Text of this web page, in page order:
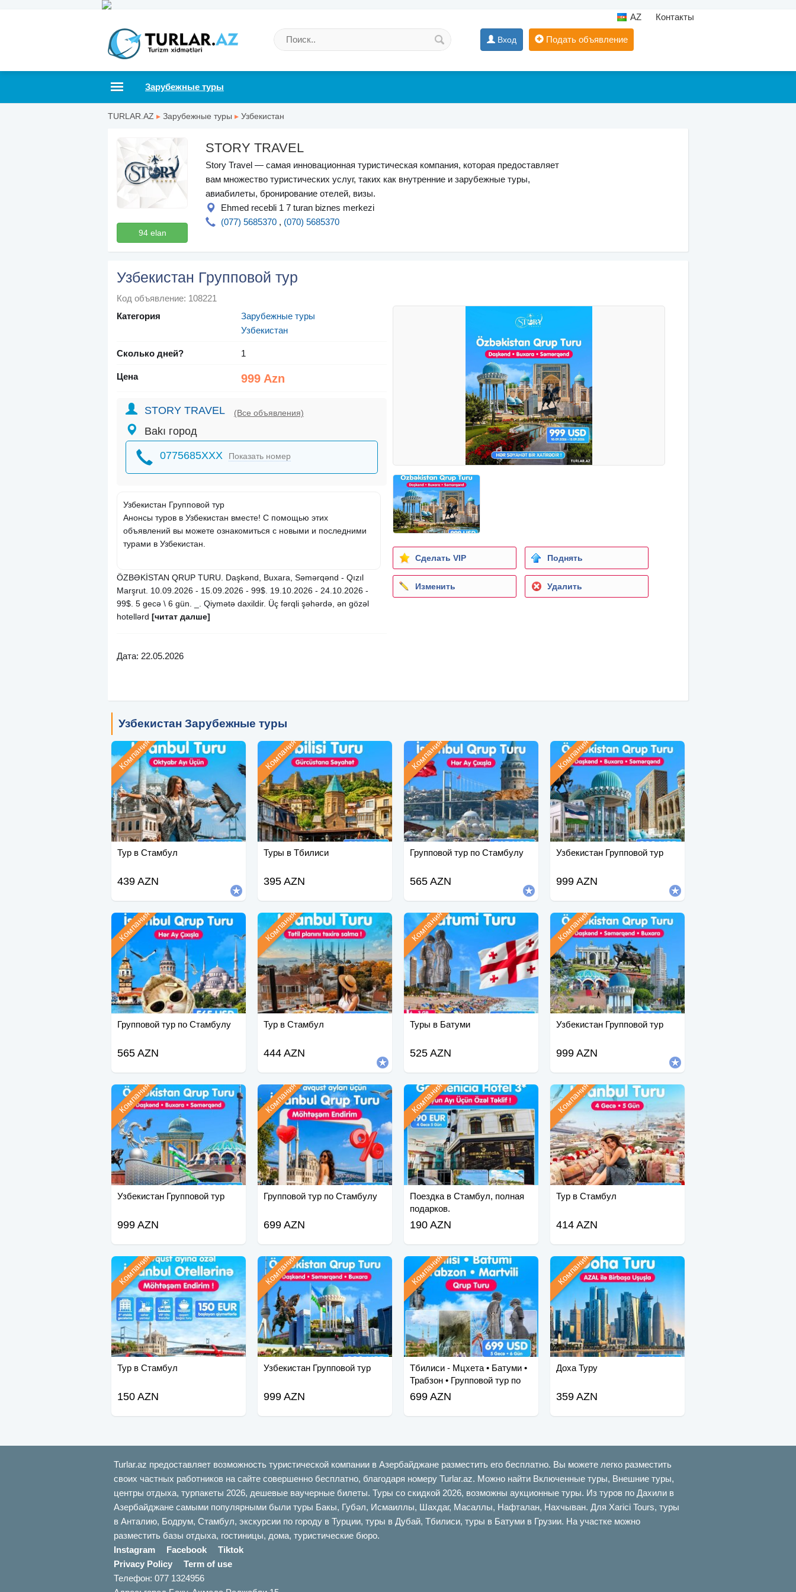
AZ Контакты
Вход Подать объявление
Зарубежные туры
TURLAR.AZ ▸ Зарубежные туры ▸ Узбекистан
94 elan
STORY TRAVEL
Story Travel — самая инновационная туристическая компания, которая предоставляет
вам множество туристических услуг, таких как внутренние и зарубежные туры,
авиабилеты, бронирование отелей, визы.
Ehmed recebli 1 7 turan biznes merkezi
(077) 5685370 , (070) 5685370
Узбекистан Групповой тур
Код объявление: 108221
Категория
Зарубежные туры
Узбекистан
Сколько дней? 1
Цена 999 Azn
STORY TRAVEL (Все объявления)
Bakı город
0775685XXX Показать номер
Узбекистан Групповой тур
Анонсы туров в Узбекистан вместе! С помощью этих
объявлений вы можете ознакомиться с новыми и последними
турами в Узбекистан.
ÖZBƏKİSTAN QRUP TURU. Daşkənd, Buxara, Səmərqənd - Qızıl
Marşrut. 10.09.2026 - 15.09.2026 - 99$. 19.10.2026 - 24.10.2026 -
99$. 5 gecə \ 6 gün. _. Qiymətə daxildir. Üç fərqli şəhərdə, ən gözəl
hotellərd [читат далше]
Дата: 22.05.2026
Сделать VIP Поднять
Изменить Удалить
Узбекистан Зарубежные туры
Тур в Стамбул
Компания
439 AZN
Туры в Тбилиси
Компания
395 AZN
Групповой тур по Стамбулу
Компания
565 AZN
Узбекистан Групповой тур
Компания
999 AZN
Групповой тур по Стамбулу
Компания
565 AZN
Тур в Стамбул
Компания
444 AZN
Туры в Батуми
Компания
525 AZN
Узбекистан Групповой тур
Компания
999 AZN
Узбекистан Групповой тур
Компания
999 AZN
Групповой тур по Стамбулу
Компания
699 AZN
Поездка в Стамбул, полная
подарков.
Компания
190 AZN
Тур в Стамбул
Компания
414 AZN
Тур в Стамбул
Компания
150 AZN
Узбекистан Групповой тур
Компания
999 AZN
Тбилиси - Мцхета • Батуми •
Трабзон • Групповой тур по
Мартвили
Компания
699 AZN
Доха Туру
Компания
359 AZN
Turlar.az предоставляет возможность туристической компании в Азербайджане разместить его бесплатно. Вы можете легко разместить
своих частных работников на сайте совершенно бесплатно, благодаря номеру Turlar.az. Можно найти Включенные туры, Внешние туры,
центры отдыха, турпакеты 2026, дешевые ваучерные билеты. Туры со скидкой 2026, возможны аукционные туры. Из туров по Дахили в
Азербайджане самыми популярными были туры Бакы, Губəл, Исмаиллы, Шахдаг, Масаллы, Нафталан, Нахчыван. Для Xarici Tours, туры
в Анталию, Бодрум, Стамбул, экскурсии по городу в Турции, туры в Дубай, Тбилиси, туры в Батуми в Грузии. На участке можно
разместить базы отдыха, гостиницы, дома, туристические бюро.
Instagram
Facebook
Tiktok
Privacy Policy
Term of use
Телефон: 077 1324956